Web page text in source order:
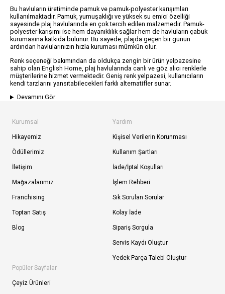
Bu havluların üretiminde pamuk ve pamuk-polyester karışımları
kullanılmaktadır. Pamuk, yumuşaklığı ve yüksek su emici özelliği
sayesinde plaj havlularında en çok tercih edilen malzemedir. Pamuk-
polyester karışımı ise hem dayanıklılık sağlar hem de havluların çabuk
kurumasına katkıda bulunur. Bu sayede, plajda geçen bir günün
ardından havlularınızın hızla kuruması mümkün olur.
Renk seçeneği bakımından da oldukça zengin bir ürün yelpazesine
sahip olan English Home, plaj havlularında canlı ve göz alıcı renklerle
müşterilerine hizmet vermektedir. Geniş renk yelpazesi, kullanıcıların
kendi tarzlarını yansıtabilecekleri farklı alternatifler sunar.
Devamını Gör
Kurumsal
Hikayemiz
Ödüllerimiz
İletişim
Mağazalarımız
Franchising
Toptan Satış
Blog
Yardım
Kişisel Verilerin Korunması
Kullanım Şartları
İade/İptal Koşulları
İşlem Rehberi
Sık Sorulan Sorular
Kolay İade
Sipariş Sorgula
Servis Kaydı Oluştur
Yedek Parça Talebi Oluştur
Popüler Sayfalar
Çeyiz Ürünleri